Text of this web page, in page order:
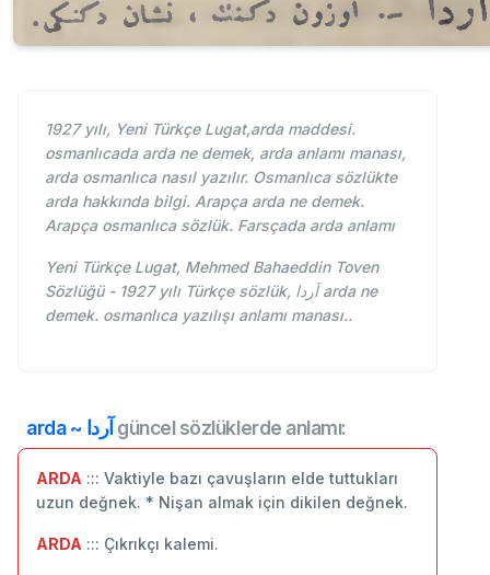
1927 yılı, Yeni Türkçe Lugat,arda maddesi.
osmanlıcada arda ne demek, arda anlamı manası,
arda osmanlıca nasıl yazılır. Osmanlıca sözlükte
arda hakkında bilgi. Arapça arda ne demek.
Arapça osmanlıca sözlük. Farsçada arda anlamı
Yeni Türkçe Lugat, Mehmed Bahaeddin Toven
Sözlüğü - 1927 yılı Türkçe sözlük, آردا arda ne
demek. osmanlıca yazılışı anlamı manası..
arda ~ آردا güncel sözlüklerde anlamı:
ARDA ::: Vaktiyle bazı çavuşların elde tuttukları
uzun değnek. * Nişan almak için dikilen değnek.
ARDA ::: Çıkrıkçı kalemi.